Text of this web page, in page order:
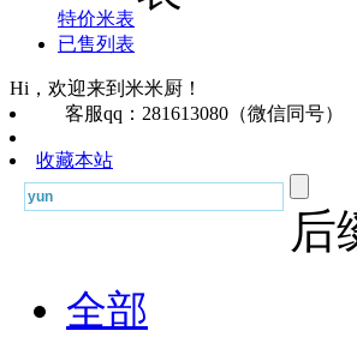
特价米表
已售列表
Hi，欢迎来到米米厨！
客服qq：281613080（微信同号）
收藏本站
后
全部